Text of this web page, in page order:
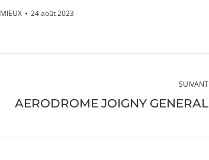
24 août 2023
SUIVANT
AERODROME JOIGNY GENERAL